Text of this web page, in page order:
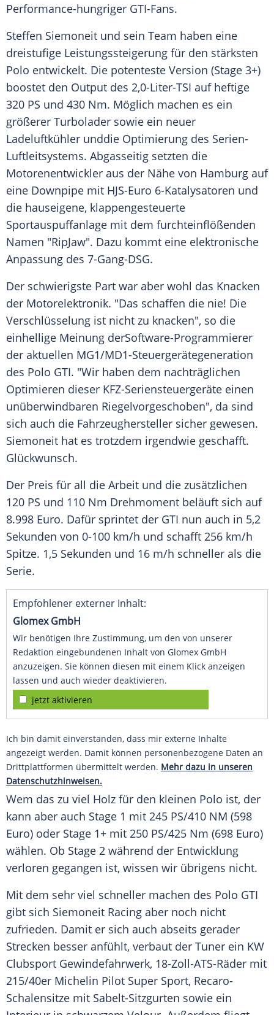
Performance-hungriger GTI-Fans.
Steffen Siemoneit und sein Team haben eine
dreistufige Leistungssteigerung für den stärksten
Polo entwickelt. Die potenteste Version (Stage 3+)
boostet den Output des 2,0-Liter-TSI auf heftige
320 PS und 430 Nm. Möglich machen es ein
größerer Turbolader sowie ein neuer
Ladeluftkühler unddie Optimierung des Serien-
Luftleitsystems. Abgasseitig setzten die
Motorenentwickler aus der Nähe von Hamburg auf
eine Downpipe mit HJS-Euro 6-Katalysatoren und
die hauseigene, klappengesteuerte
Sportauspuffanlage mit dem furchteinflößenden
Namen "RipJaw". Dazu kommt eine elektronische
Anpassung des 7-Gang-DSG.
Der schwierigste Part war aber wohl das Knacken
der Motorelektronik. "Das schaffen die nie! Die
Verschlüsselung ist nicht zu knacken", so die
einhellige Meinung derSoftware-Programmierer
der aktuellen MG1/MD1-Steuergerätegeneration
des Polo GTI. "Wir haben dem nachträglichen
Optimieren dieser KFZ-Seriensteuergeräte einen
unüberwindbaren Riegelvorgeschoben", da sind
sich auch die Fahrzeughersteller sicher gewesen.
Siemoneit hat es trotzdem irgendwie geschafft.
Glückwunsch.
Der Preis für all die Arbeit und die zusätzlichen
120 PS und 110 Nm Drehmoment beläuft sich auf
8.998 Euro. Dafür sprintet der GTI nun auch in 5,2
Sekunden von 0-100 km/h und schafft 256 km/h
Spitze. 1,5 Sekunden und 16 m/h schneller als die
Serie.
Empfohlener externer Inhalt:
Glomex GmbH
Wir benötigen Ihre Zustimmung, um den von unserer
Redaktion eingebundenen Inhalt von Glomex GmbH
anzuzeigen. Sie können diesen mit einem Klick anzeigen
lassen und auch wieder deaktivieren.
jetzt aktivieren
Ich bin damit einverstanden, dass mir externe Inhalte
angezeigt werden. Damit können personenbezogene Daten an
Drittplattformen übermittelt werden. Mehr dazu in unseren
Datenschutzhinweisen.
Wem das zu viel Holz für den kleinen Polo ist, der
kann aber auch Stage 1 mit 245 PS/410 NM (598
Euro) oder Stage 1+ mit 250 PS/425 Nm (698 Euro)
wählen. Ob Stage 2 während der Entwicklung
verloren gegangen ist, wissen wir übrigens nicht.
Mit dem sehr viel schneller machen des Polo GTI
gibt sich Siemoneit Racing aber noch nicht
zufrieden. Damit er sich auch abseits gerader
Strecken besser anfühlt, verbaut der Tuner ein KW
Clubsport Gewindefahrwerk, 18-Zoll-ATS-Räder mit
215/40er Michelin Pilot Super Sport, Recaro-
Schalensitze mit Sabelt-Sitzgurten sowie ein